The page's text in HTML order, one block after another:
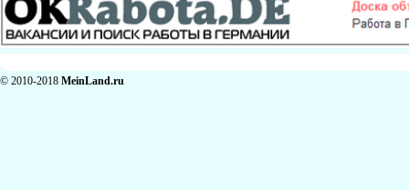
© 2010-2018 MeinLand.ru